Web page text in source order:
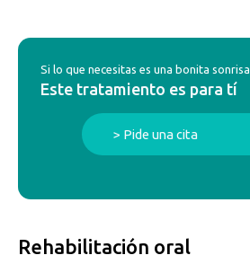
Si lo que necesitas es una bonita sonrisa
Este tratamiento es para tí
> Pide una cita
Rehabilitación oral